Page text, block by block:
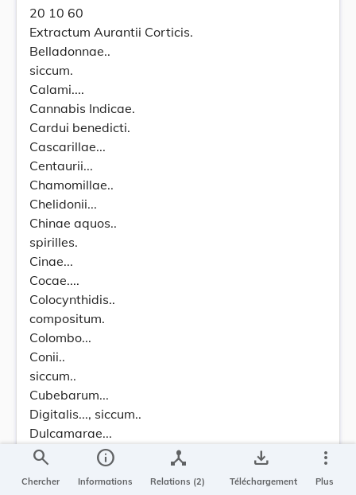
20 10 60
Extractum Aurantii Corticis.
Belladonnae..
siccum.
Calami....
Cannabis Indicae.
Cardui benedicti.
Cascarillae...
Centaurii...
Chamomillae..
Chelidonii...
Chinae aquos..
spirilles.
Cinae...
Cocae....
Colocynthidis..
compositum.
Colombo...
Conii..
siccum..
Cubebarum...
Digitalis..., siccum..
Dulcamarae...
Ferri pomatum.
search
Chercher
info
Informations
device_hub
Relations (2)
save_alt
Téléchargement
more_vert
Plus